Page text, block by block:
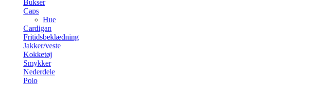
Bukser
Caps
Hue
Cardigan
Fritidsbeklædning
Jakker/veste
Kokketøj
Smykker
Nederdele
Polo